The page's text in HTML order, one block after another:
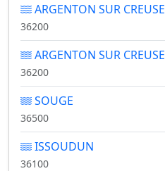
ARGENTON SUR CREUSE
36200
ARGENTON SUR CREUSE
36200
SOUGE
36500
ISSOUDUN
36100